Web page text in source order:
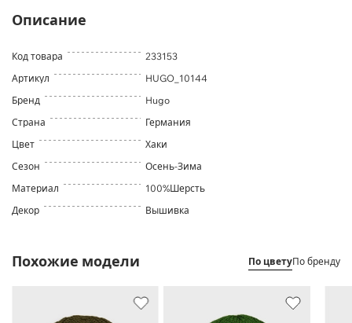
Описание
Код товара
233153
Артикул
HUGO_10144
Бренд
Hugo
Страна
Германия
Цвет
Хаки
Сезон
Осень-Зима
Материал
100%Шерсть
Декор
Вышивка
Похожие модели По цветуПо бренду